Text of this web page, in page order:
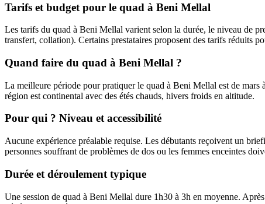
Tarifs et budget pour le quad à Beni Mellal
Les tarifs du quad à Beni Mellal varient selon la durée, le niveau de
transfert, collation). Certains prestataires proposent des tarifs réduits
Quand faire du quad à Beni Mellal ?
La meilleure période pour pratiquer le quad à Beni Mellal est de
région est continental avec des étés chauds, hivers froids en altitude.
Pour qui ? Niveau et accessibilité
Aucune expérience préalable requise. Les débutants reçoivent un
personnes souffrant de problèmes de dos ou les femmes enceintes
Durée et déroulement typique
Une session de quad à Beni Mellal dure 1h30 à 3h en moyenne.